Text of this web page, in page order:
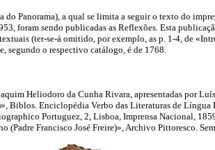
Panorama), a qual se limita a seguir o texto do
foram sendo publicadas as Reflexões. Esta
(ter-se-á omitido, por exemplo, as p. 1-4, de
segundo o respectivo catálogo, é de 1768.
Heliodoro da Cunha Rivara, apresentadas por
Biblos. Enciclopédia Verbo das Literaturas de Língua
Portuguez, 2, Lisboa, Imprensa Nacional,
(Padre Francisco José Freire)», Archivo Pittoresco.